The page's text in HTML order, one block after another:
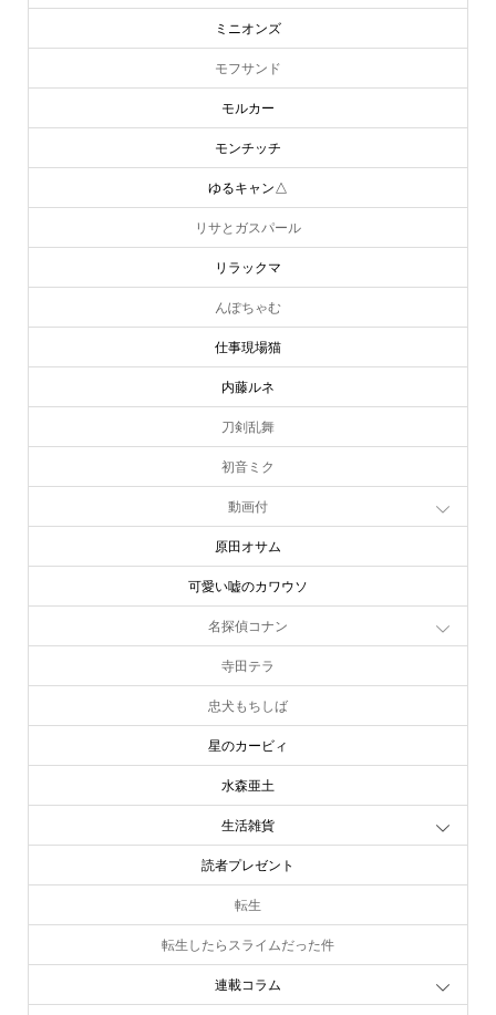
ミニオンズ
モフサンド
モルカー
モンチッチ
ゆるキャン△
リサとガスパール
リラックマ
んぽちゃむ
仕事現場猫
内藤ルネ
刀剣乱舞
初音ミク
動画付
原田オサム
可愛い嘘のカワウソ
名探偵コナン
寺田テラ
忠犬もちしば
星のカービィ
水森亜土
生活雑貨
読者プレゼント
転生
転生したらスライムだった件
連載コラム